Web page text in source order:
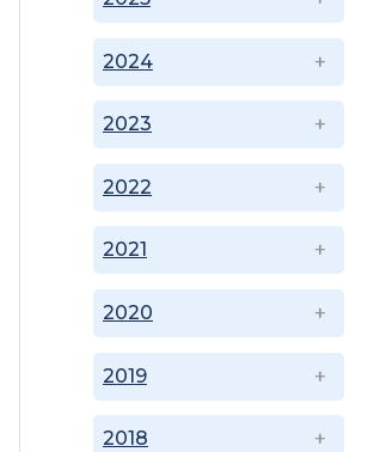
2018
2019
2020
2021
2022
2023
2024